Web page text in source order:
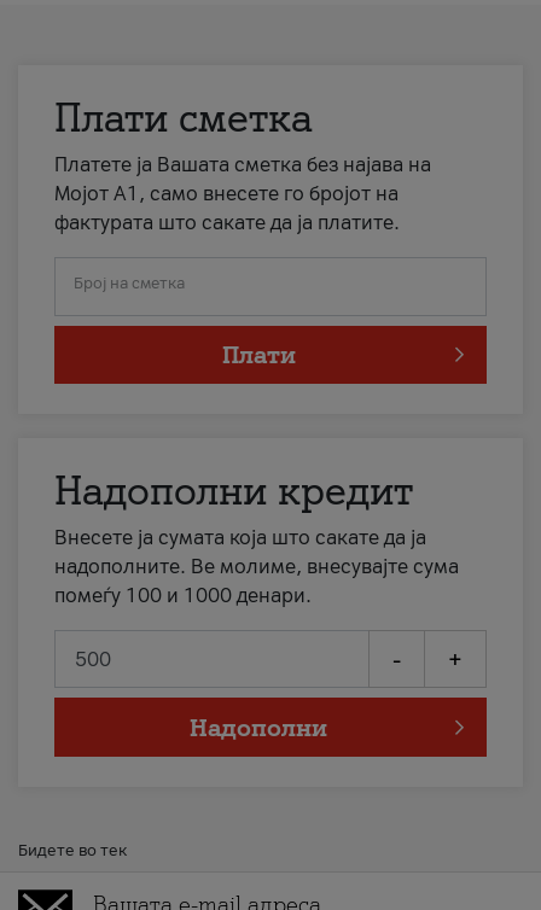
Плати сметка
Платете ја Вашата сметка без најава на
Мојот А1, само внесете го бројот на
фактурата што сакате да ја платите.
Број на сметка
Плати
Надополни кредит
Внесете ја сумата која што сакате да ја
надополните. Ве молиме, внесувајте сума
помеѓу 100 и 1000 денари.
- +
Надополни
Бидете во тек